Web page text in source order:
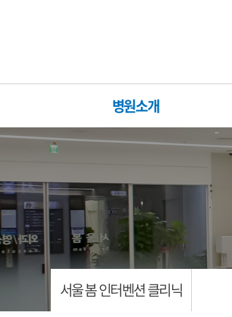
병원소개
서울 봄 인터벤션 클리닉